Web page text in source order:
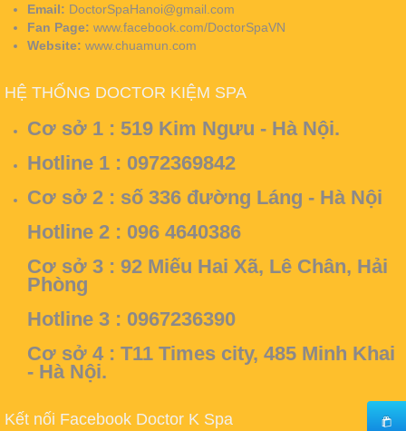
Email: DoctorSpaHanoi@gmail.com
Fan Page: www.facebook.com/DoctorSpaVN
Website: www.chuamun.com
HỆ THỐNG DOCTOR KIỆM SPA
Cơ sở 1 : 519 Kim Ngưu - Hà Nội.
Hotline 1 : 0972369842
Cơ sở 2 : số 336 đường Láng - Hà Nội
Hotline 2 : 096 4640386
Cơ sở 3 : 92 Miếu Hai Xã, Lê Chân, Hải
Phòng
Hotline 3 : 0967236390
Cơ sở 4 : T11 Times city, 485 Minh Khai
- Hà Nội.
Kết nối Facebook Doctor K Spa